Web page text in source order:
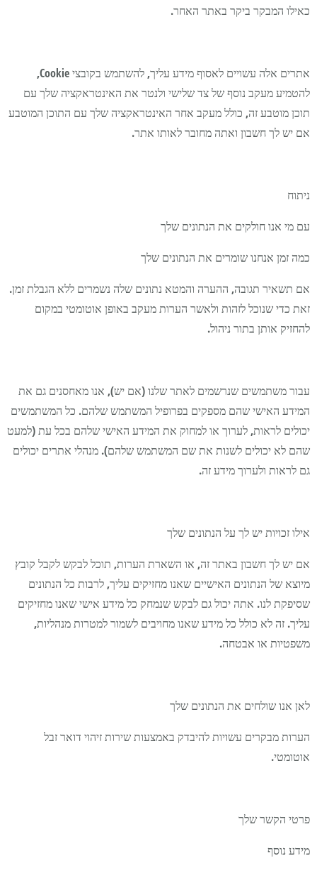
כאילו המבקר ביקר באתר האחר.
אתרים אלה עשויים לאסוף מידע עליך, להשתמש בקובצי Cookie,
להטמיע מעקב נוסף של צד שלישי ולנטר את האינטראקציה שלך עם
תוכן מוטבע זה, כולל מעקב אחר האינטראקציה שלך עם התוכן המוטבע
אם יש לך חשבון ואתה מחובר לאותו אתר.
ניתוח
עם מי אנו חולקים את הנתונים שלך
כמה זמן אנחנו שומרים את הנתונים שלך
אם תשאיר תגובה, ההערה והמטא נתונים שלה נשמרים ללא הגבלת זמן.
זאת כדי שנוכל לזהות ולאשר הערות מעקב באופן אוטומטי במקום
להחזיק אותן בתור ניהול.
עבור משתמשים שנרשמים לאתר שלנו (אם יש), אנו מאחסנים גם את
המידע האישי שהם מספקים בפרופיל המשתמש שלהם. כל המשתמשים
יכולים לראות, לערוך או למחוק את המידע האישי שלהם בכל עת (למעט
שהם לא יכולים לשנות את שם המשתמש שלהם). מנהלי אתרים יכולים
גם לראות ולערוך מידע זה.
אילו זכויות יש לך על הנתונים שלך
אם יש לך חשבון באתר זה, או השארת הערות, תוכל לבקש לקבל קובץ
מיוצא של הנתונים האישיים שאנו מחזיקים עליך, לרבות כל הנתונים
שסיפקת לנו. אתה יכול גם לבקש שנמחק כל מידע אישי שאנו מחזיקים
עליך. זה לא כולל כל מידע שאנו מחויבים לשמור למטרות מנהליות,
משפטיות או אבטחה.
לאן אנו שולחים את הנתונים שלך
הערות מבקרים עשויות להיבדק באמצעות שירות זיהוי דואר זבל
אוטומטי.
פרטי הקשר שלך
מידע נוסף